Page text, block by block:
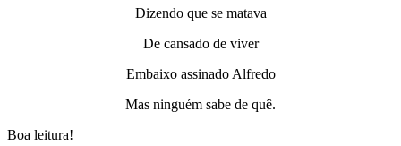
Dizendo que se matava
De cansado de viver
Embaixo assinado Alfredo
Mas ninguém sabe de quê.
Boa leitura!